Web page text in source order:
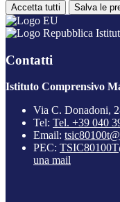
Accetta tutti Salva le
Contatti
Istituto Comprensivo
Via C. Donadoni,
Tel: Tel. +39 040
Email:
PEC:
una mail